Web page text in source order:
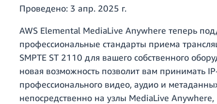
Проведено: 3 апр. 2025 г.
AWS Elemental MediaLive Anywhere теперь
профессиональные стандарты приема
SMPTE ST 2110 для вашего собственного
новая возможность позволит вам принимать
профессионального видео, аудио и
непосредственно на узлы MediaLive